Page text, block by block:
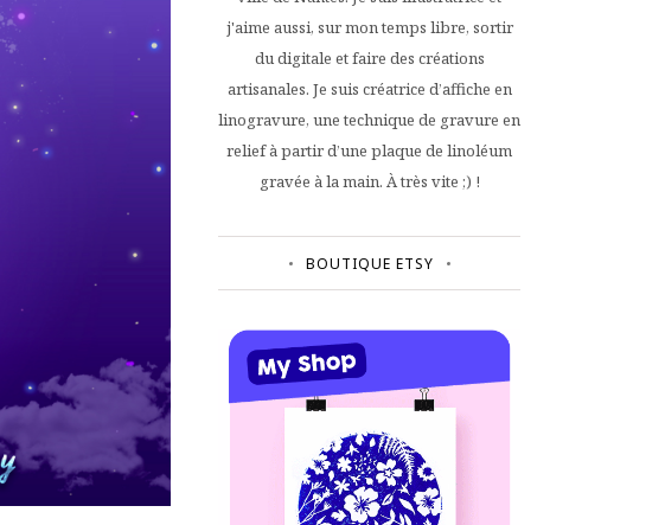
j'aime aussi, sur mon temps libre, sortir
du digitale et faire des créations
artisanales. Je suis créatrice d’affiche en
linogravure, une technique de gravure en
relief à partir d’une plaque de linoléum
gravée à la main. À très vite ;) !
BOUTIQUE ETSY